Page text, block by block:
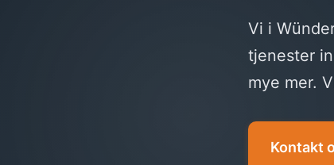
Vi i
tjenester
mye mer.
Kontakt